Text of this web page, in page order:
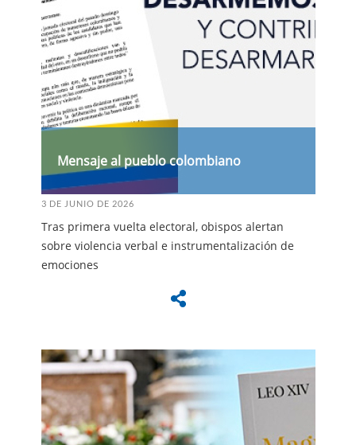
Mensaje al pueblo colombiano
3 DE JUNIO DE 2026
Tras primera vuelta electoral, obispos alertan
sobre violencia verbal e instrumentalización de
emociones